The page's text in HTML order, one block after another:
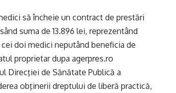
să încheie un contract de prestări
suma de 13.896 lei, reprezentând
doi medici neputând beneficia de
proprietar dupa agerpres.ro
Direcţiei de Sănătate Publică a
obţinerii dreptului de liberă practică,